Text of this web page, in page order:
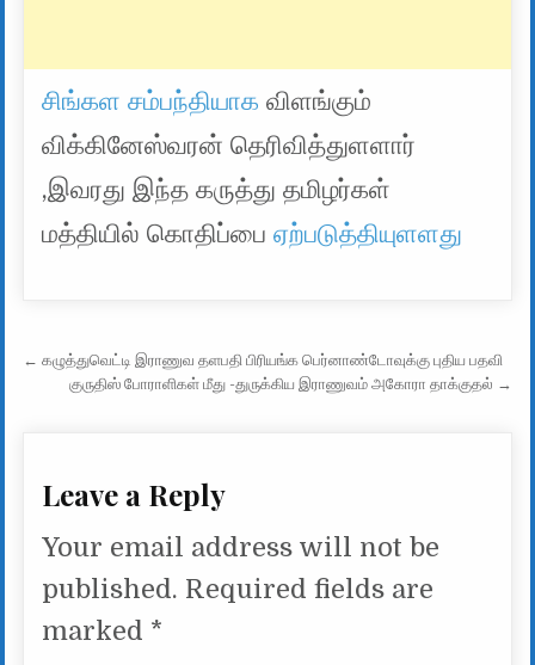
சிங்கள சம்பந்தியாக விளங்கும்
விக்கினேஸ்வரன் தெரிவித்துளளார்
,இவரது இந்த கருத்து தமிழர்கள்
மத்தியில் கொதிப்பைஏற்படுத்தியுளளது
Post navigation
← கழுத்துவெட்டி இராணுவ தளபதி பிரியங்க பெர்னாண்டோவுக்கு புதிய பதவி
குருதிஸ் போராளிகள் மீது -துருக்கிய இராணுவம் அகோரா தாக்குதல் →
Leave a Reply
Your email address will not be
published. Required fields are
marked *